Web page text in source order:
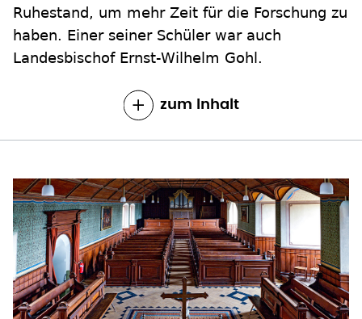
Ruhestand, um mehr Zeit für die Forschung zu
haben. Einer seiner Schüler war auch
Landesbischof Ernst-Wilhelm Gohl.
zum Inhalt